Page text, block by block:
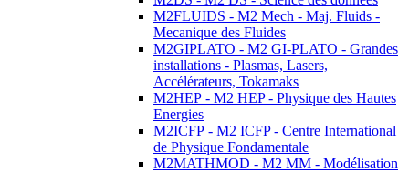
M2FLUIDS - M2 Mech - Maj. Fluids -
Mecanique des Fluides
M2GIPLATO - M2 GI-PLATO - Grandes
installations - Plasmas, Lasers,
Accélérateurs, Tokamaks
M2HEP - M2 HEP - Physique des Hautes
Energies
M2ICFP - M2 ICFP - Centre International
de Physique Fondamentale
M2MATHMOD - M2 MM - Modélisation